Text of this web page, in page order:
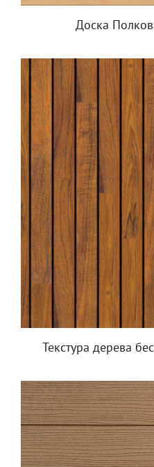
Доска
Текстура дерева